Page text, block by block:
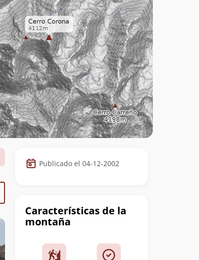
Datos
de
cumbre
Publicado el 04-12-2002
Características de la
montaña